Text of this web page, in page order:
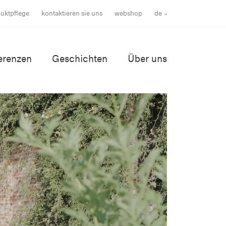
kontaktieren sie uns webshop de
Geschichten Über uns